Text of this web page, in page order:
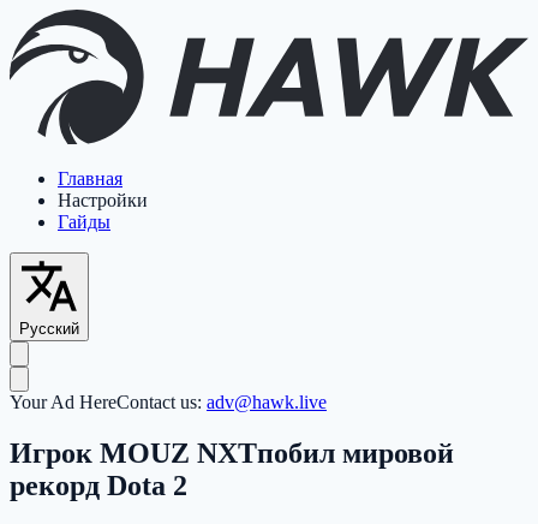
Главная
Настройки
Гайды
Русский
Your Ad HereContact us: adv@hawk.live
Игрок MOUZ NXTпобил мировой
рекорд Dota 2